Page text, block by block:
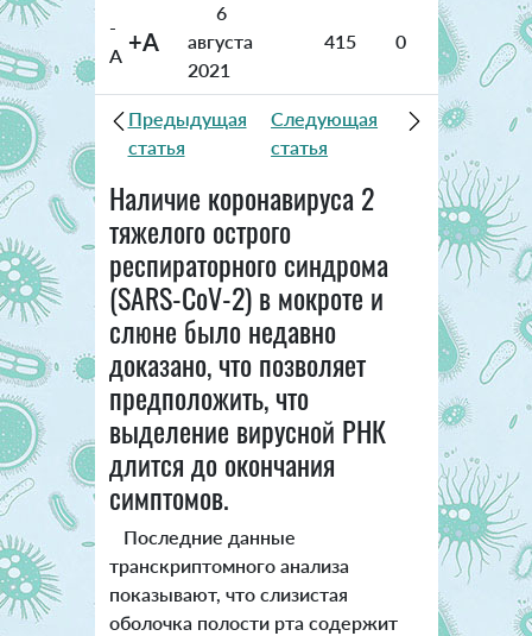
-
A +A
6
августа
2021
415 0
Предыдущая
статья
Следующая
статья
Наличие коронавируса 2
тяжелого острого
респираторного синдрома
(SARS-CoV-2) в мокроте и
слюне было недавно
доказано, что позволяет
предположить, что
выделение вирусной РНК
длится до окончания
симптомов.
Последние данные
транскриптомного анализа
показывают, что слизистая
оболочка полости рта содержит